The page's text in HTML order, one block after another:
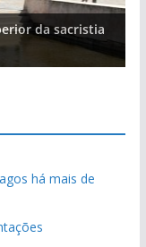
da sacristia
há mais de